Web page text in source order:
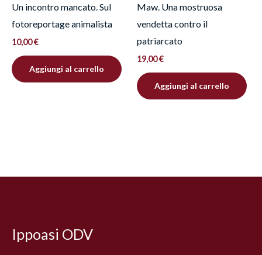
Un incontro mancato. Sul
fotoreportage animalista
10,00€
Aggiungi al carrello
Maw. Una mostruosa
vendetta contro il
patriarcato
19,00€
Aggiungi al carrello
Ippoasi ODV